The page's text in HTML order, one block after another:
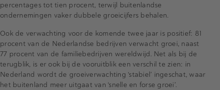
percentages tot tien procent, terwijl buitenlandse
ondernemingen vaker dubbele groeicijfers behalen.
Ook de verwachting voor de komende twee jaar is positief: 81
procent van de Nederlandse bedrijven verwacht groei, naast
77 procent van de familiebedrijven wereldwijd. Net als bij de
terugblik, is er ook bij de vooruitblik een verschil te zien: in
Nederland wordt de groeiverwachting ‘stabiel’ ingeschat, waar
het buitenland meer uitgaat van ‘snelle en forse groei’.